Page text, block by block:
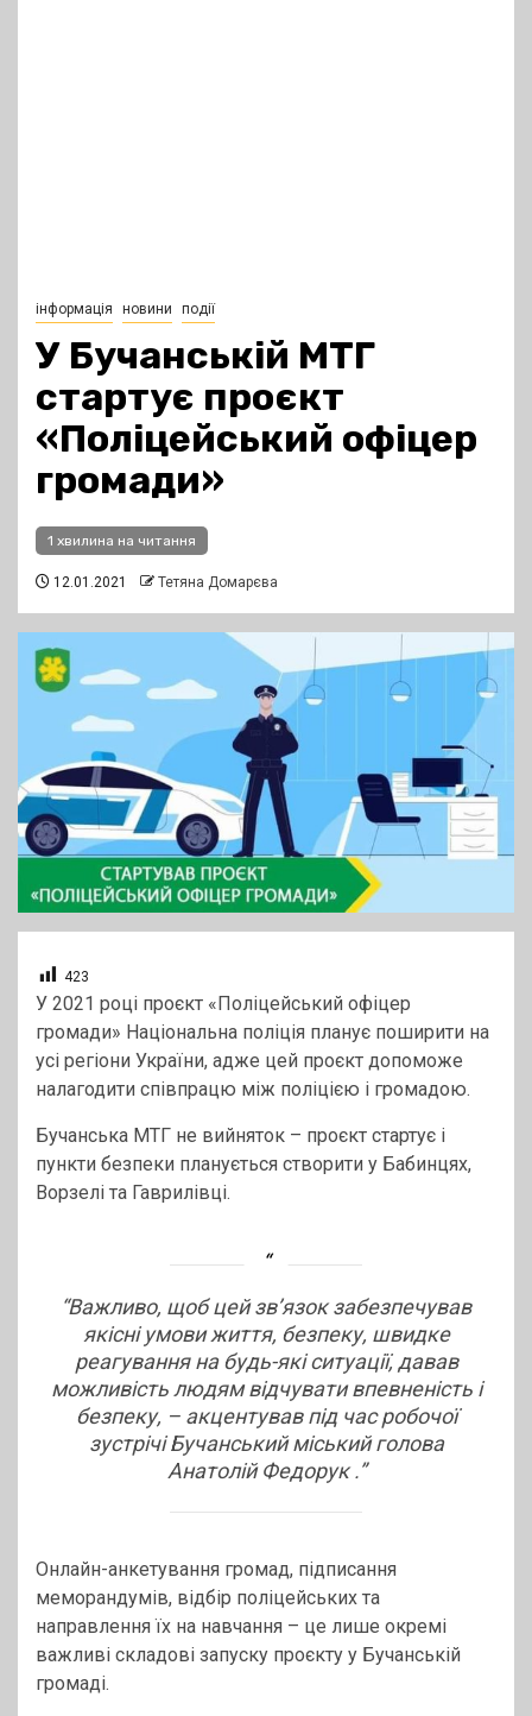
інформація новини події
У Бучанській МТГ
стартує проєкт
«Поліцейський офіцер
громади»
1 хвилина на читання
12.01.2021 Тетяна Домарєва
423
У 2021 році проєкт «Поліцейський офіцер
громади» Національна поліція планує поширити на
усі регіони України, адже цей проєкт допоможе
налагодити співпрацю між поліцією і громадою.
Бучанська МТГ не вийняток – проєкт стартує і
пункти безпеки планується створити у Бабинцях,
Ворзелі та Гаврилівці.
“Важливо, щоб цей зв’язок забезпечував
якісні умови життя, безпеку, швидке
реагування на будь-які ситуації, давав
можливість людям відчувати впевненість і
безпеку, – акцентував під час робочої
зустрічі Бучанський міський голова
Анатолій Федорук .”
Онлайн-анкетування громад, підписання
меморандумів, відбір поліцейських та
направлення їх на навчання – це лише окремі
важливі складові запуску проєкту у Бучанській
громаді.